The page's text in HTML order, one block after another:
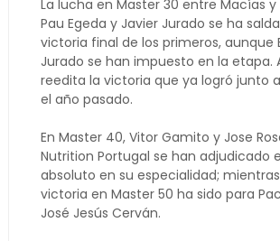
La lucha en Master 30 entre Macías y
Pau Egeda y Javier Jurado se ha
victoria final de los primeros, aunque
Jurado se han impuesto en la etapa.
reedita la victoria que ya logró junto
el año pasado.
En Master 40, Vitor Gamito y Jose
Nutrition Portugal se han adjudicado
absoluto en su especialidad;
victoria en Master 50 ha sido para
José Jesús Cerván.